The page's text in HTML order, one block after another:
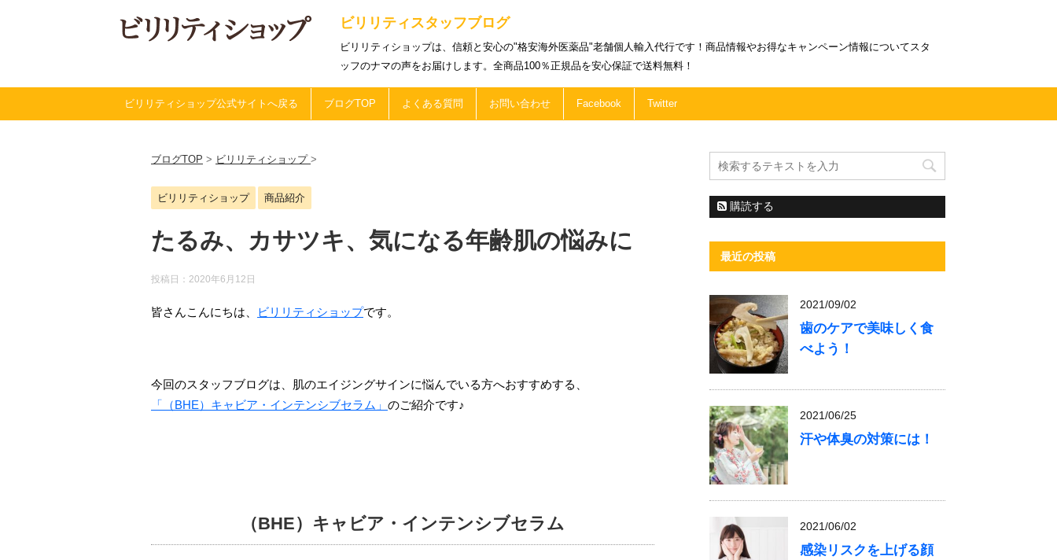
ビリリティスタッフブログ
ビリリティショップは、信頼と安心の"格安海外医薬品"老舗個人輸入代行です！商品情報やお得なキャンペーン情報についてスタ
ッフのナマの声をお届けします。全商品100％正規品を安心保証で送料無料！
ビリリティショップ公式サイトへ戻る ブログTOP よくある質問 お問い合わせ Facebook Twitter
ブログTOP > ビリリティショップ >
ビリリティショップ 商品紹介
たるみ、カサツキ、気になる年齢肌の悩みに
投稿日： 2020年6月12日
皆さんこんにちは、 ビリリティショップです。
今回のスタッフブログは、肌のエイジングサインに悩んでいる方へおすすめする、
「（BHE）キャビア・インテンシブセラム」 のご紹介です♪
（BHE）キャビア・インテンシブセラム
購読する
最近の投稿
2021/09/02
歯のケアで美味しく食
べよう！
2021/06/25
汗や体臭の対策には！
2021/06/02
感染リスクを上げる顔